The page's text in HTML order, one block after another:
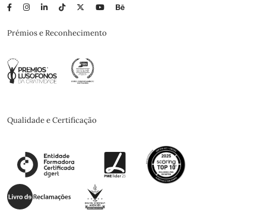
Prémios e Reconhecimento
Qualidade e Certificação